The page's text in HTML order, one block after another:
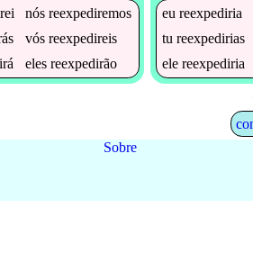
nósreexpediremos
vósreexpedireis
elesreexpedirão
eureexpediria
tureexpedirias
elereexpediria
Sobre